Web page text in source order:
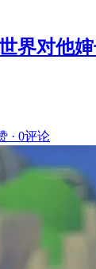
界对他
· 0评论